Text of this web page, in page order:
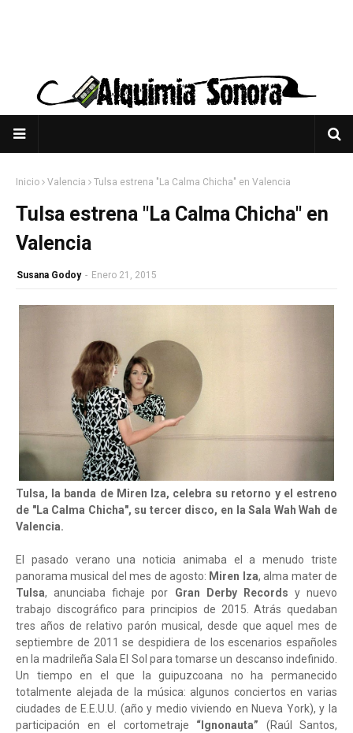
Inicio Valencia Tulsa estrena "La Calma Chicha" en Valencia
Tulsa estrena "La Calma Chicha" en
Valencia
Susana Godoy - Enero 21, 2015
Tulsa, la banda de Miren Iza, celebra su retorno y el estreno
de "La Calma Chicha", su tercer disco, en la Sala Wah Wah de
Valencia.
El pasado verano una noticia animaba el a menudo triste
panorama musical del mes de agosto: Miren Iza, alma mater de
Tulsa, anunciaba fichaje por Gran Derby Records y nuevo
trabajo discográfico para principios de 2015. Atrás quedaban
tres años de relativo parón musical, desde que aquel mes de
septiembre de 2011 se despidiera de los escenarios españoles
en la madrileña Sala El Sol para tomarse un descanso indefinido.
Un tiempo en el que la guipuzcoana no ha permanecido
totalmente alejada de la música: algunos conciertos en varias
ciudades de E.E.U.U. (año y medio viviendo en Nueva York), y la
participación en el cortometraje “Ignonauta” (Raúl Santos,